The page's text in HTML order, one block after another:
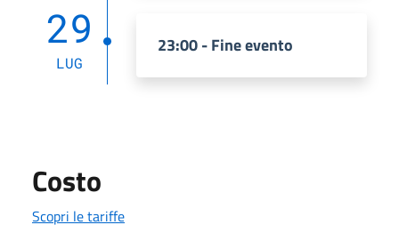
29
LUG
23:00 - Fine evento
Costo
Scopri le tariffe